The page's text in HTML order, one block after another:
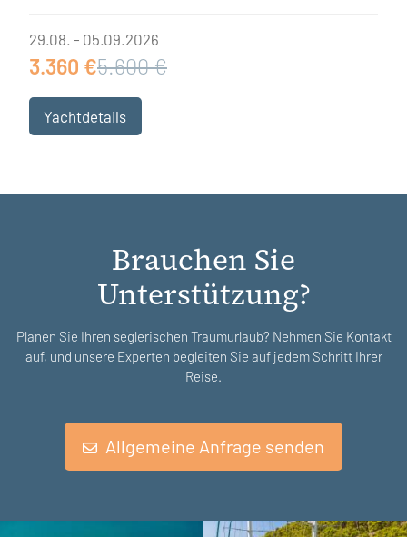
29.08. - 05.09.2026
3.360 €5.600 €
Yachtdetails
Brauchen Sie
Unterstützung?
Planen Sie Ihren seglerischen Traumurlaub? Nehmen Sie Kontakt
auf, und unsere Experten begleiten Sie auf jedem Schritt Ihrer
Reise.
Allgemeine Anfrage senden